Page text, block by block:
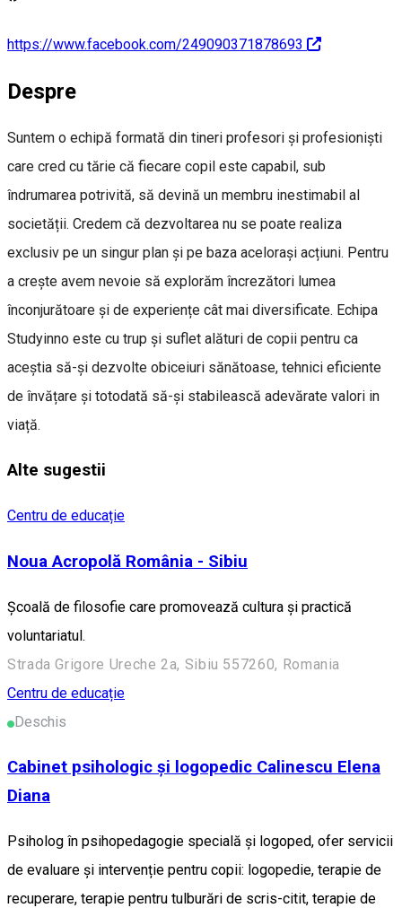
https://www.facebook.com/249090371878693
Despre
Suntem o echipă formată din tineri profesori și profesioniști
care cred cu tărie că fiecare copil este capabil, sub
îndrumarea potrivită, să devină un membru inestimabil al
societății. Credem că dezvoltarea nu se poate realiza
exclusiv pe un singur plan și pe baza acelorași acțiuni. Pentru
a crește avem nevoie să explorăm încrezători lumea
înconjurătoare și de experiențe cât mai diversificate. Echipa
Studyinno este cu trup și suflet alături de copii pentru ca
aceștia să-și dezvolte obiceiuri sănătoase, tehnici eficiente
de învățare și totodată să-și stabilească adevărate valori in
viață.
Alte sugestii
Centru de educație
Noua Acropolă România - Sibiu
Școală de filosofie care promovează cultura și practică
voluntariatul.
Strada Grigore Ureche 2a, Sibiu 557260, Romania
Centru de educație
Deschis
Cabinet psihologic și logopedic Calinescu Elena
Diana
Psiholog în psihopedagogie specială și logoped, ofer servicii
de evaluare și intervenție pentru copii: logopedie, terapie de
recuperare, terapie pentru tulburări de scris-citit, terapie de